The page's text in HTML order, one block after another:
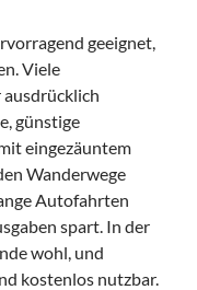
geeignet,
Viele
günstige
eingezäuntem
Wanderwege
Autofahrten
spart. In der
wohl, und
kostenlos nutzbar.